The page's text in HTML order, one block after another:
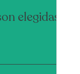
elegidas al